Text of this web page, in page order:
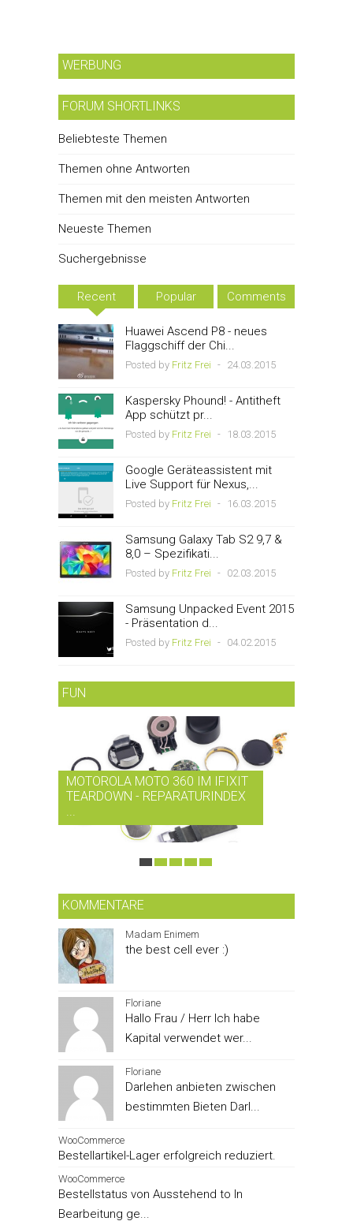
WERBUNG
FORUM SHORTLINKS
Beliebteste Themen
Themen ohne Antworten
Themen mit den meisten Antworten
Neueste Themen
Suchergebnisse
Recent Popular Comments
Huawei Ascend P8 - neues
Flaggschiff der Chi...
Posted by Fritz Frei - 24.03.2015
Kaspersky Phound! - Antitheft
App schützt pr...
Posted by Fritz Frei - 18.03.2015
Google Geräteassistent mit
Live Support für Nexus,...
Posted by Fritz Frei - 16.03.2015
Samsung Galaxy Tab S2 9,7 &
8,0 – Spezifikati...
Posted by Fritz Frei - 02.03.2015
Samsung Unpacked Event 2015
- Präsentation d...
Posted by Fritz Frei - 04.02.2015
FUN
MOTOROLA MOTO 360 IM IFIXIT
TEARDOWN - REPARATURINDEX
...
KOMMENTARE
Madam Enimem
the best cell ever :)
Floriane
Hallo Frau / Herr Ich habe
Kapital verwendet wer...
Floriane
Darlehen anbieten zwischen
bestimmten Bieten Darl...
WooCommerce
Bestellartikel-Lager erfolgreich reduziert.
WooCommerce
Bestellstatus von Ausstehend to In
Bearbeitung ge...